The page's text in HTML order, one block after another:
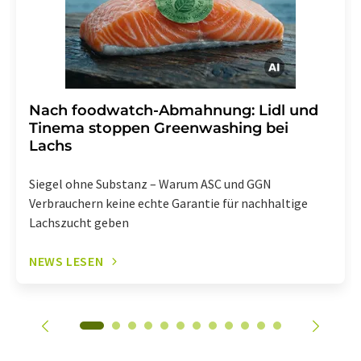
Nach foodwatch-Abmahnung: Lidl und
Tinema stoppen Greenwashing bei
Lachs
Siegel ohne Substanz – Warum ASC und GGN
Verbrauchern keine echte Garantie für nachhaltige
Lachszucht geben
NEWS LESEN